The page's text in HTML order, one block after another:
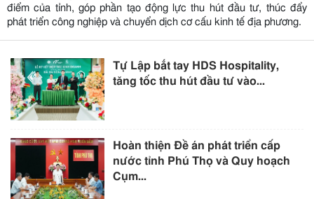
điểm của tỉnh, góp phần tạo động lực thu hút đầu tư, thúc đẩy
phát triển công nghiệp và chuyển dịch cơ cấu kinh tế địa phương.
Tự Lập bắt tay HDS Hospitality,
tăng tốc thu hút đầu tư vào...
Hoàn thiện Đề án phát triển cấp
nước tỉnh Phú Thọ và Quy hoạch
Cụm...